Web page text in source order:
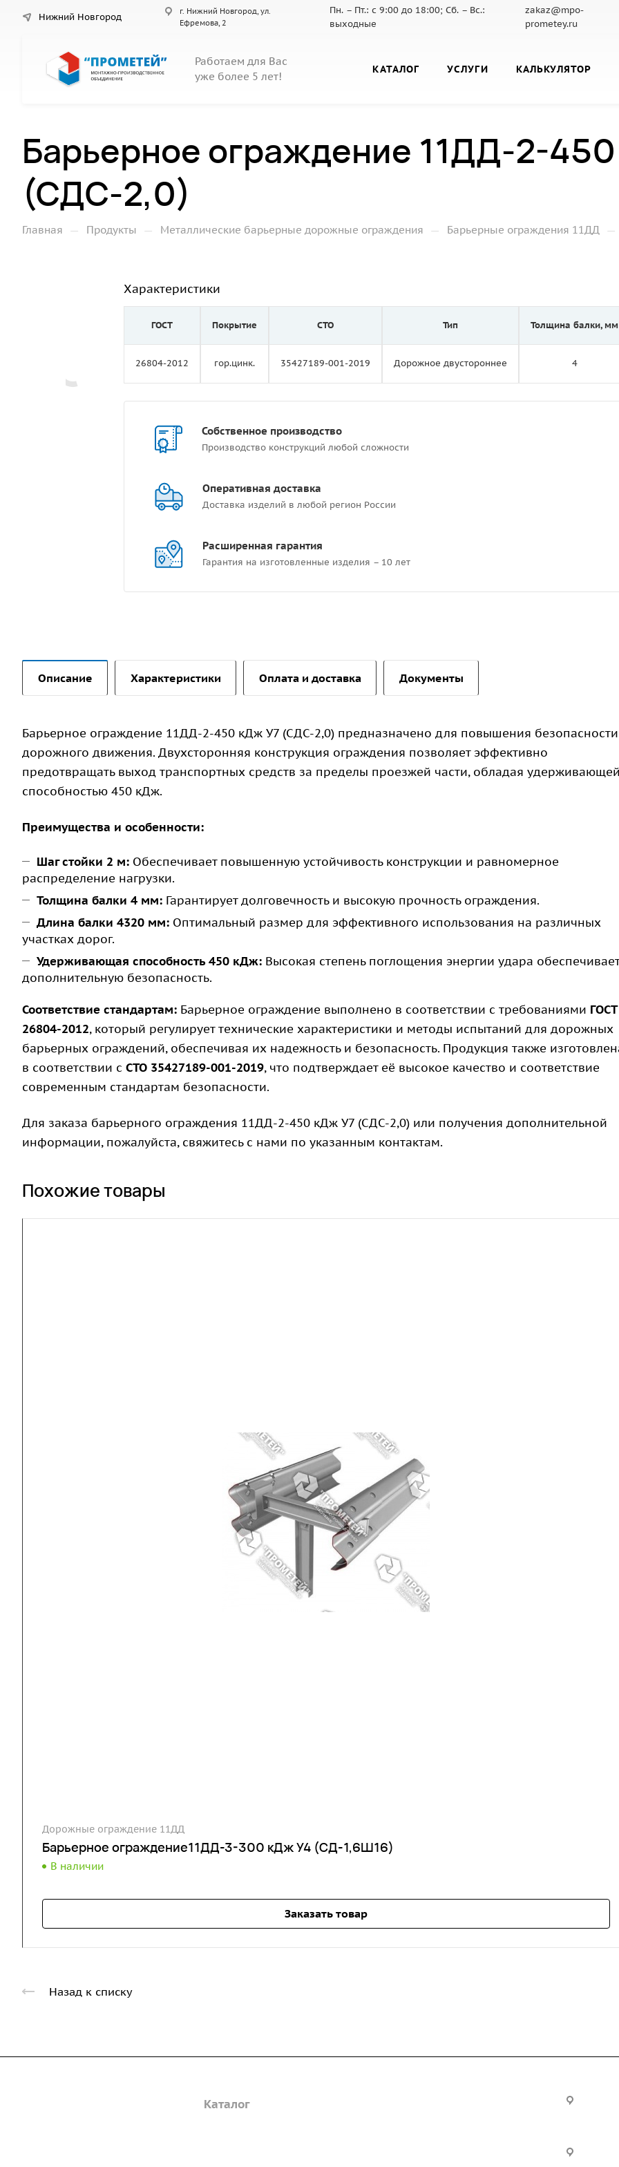
Нижний Новгород
г. Нижний Новгород, ул.
Ефремова, 2
Пн. – Пт.: с 9:00 до 18:00; Сб. – Вс.:
выходные
zakaz@mpo-
prometey.ru
Работаем для Вас
уже более 5 лет!
КАТАЛОГ УСЛУГИ КАЛЬКУЛЯТОР
Барьерное ограждение 11ДД-2-
(СДС-2,0)
Главная — Продукты — Металлические барьерные дорожные ограждения — Барьерные ограждения 11ДД —
Характеристики
ГОСТ
26804-2012
Покрытие
гор.цинк.
СТО
35427189-001-2019
Тип
Дорожное двустороннее
Толщина балки, мм
4
Собственное производство
Производство конструкций любой сложности
Оперативная доставка
Доставка изделий в любой регион России
Расширенная гарантия
Гарантия на изготовленные изделия – 10 лет
Описание Характеристики Оплата и доставка Документы
Барьерное ограждение 11ДД-2-450 кДж У7 (СДС-2,0) предназначено для повышения безопасности
дорожного движения. Двухсторонняя конструкция ограждения позволяет эффективно
предотвращать выход транспортных средств за пределы проезжей части, обладая
способностью 450 кДж.
Преимущества и особенности:
Шаг стойки 2 м: Обеспечивает повышенную устойчивость конструкции и равномерное
распределение нагрузки.
Толщина балки 4 мм: Гарантирует долговечность и высокую прочность ограждения.
Длина балки 4320 мм: Оптимальный размер для эффективного использования на различных
участках дорог.
Удерживающая способность 450 кДж: Высокая степень поглощения энергии удара обеспечивает
дополнительную безопасность.
Соответствие стандартам: Барьерное ограждение выполнено в соответствии с требованиями ГОСТ
26804-2012, который регулирует технические характеристики и методы испытаний для дорожных
барьерных ограждений, обеспечивая их надежность и безопасность. Продукция также
в соответствии с СТО 35427189-001-2019, что подтверждает её высокое качество и соответствие
современным стандартам безопасности.
Для заказа барьерного ограждения 11ДД-2-450 кДж У7 (СДС-2,0) или получения дополнительной
информации, пожалуйста, свяжитесь с нами по указанным контактам.
Похожие товары
Дорожные ограждение 11ДД
Барьерное ограждение11ДД-3-300 кДж У4 (СД-1,6Ш16)
В наличии
Заказать товар
Назад к списку
Каталог